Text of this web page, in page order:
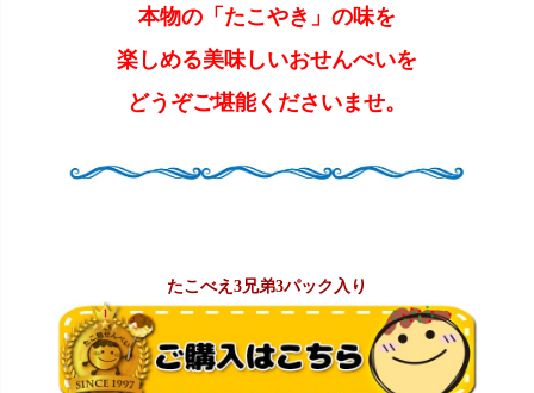
本物の「たこやき」の味を
楽しめる美味しいおせんべいを
どうぞご堪能くださいませ。
たこべえ3兄弟3パック入り